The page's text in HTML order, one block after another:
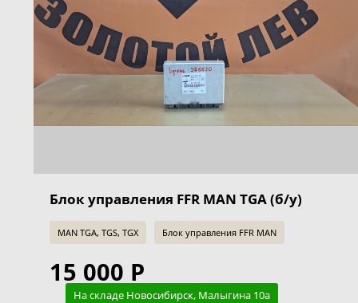
Блок управления FFR MAN TGA (б/у)
MAN TGA, TGS, TGX Блок управления FFR MAN
15 000 Р
На складе Новосибирск, Малыгина 10а